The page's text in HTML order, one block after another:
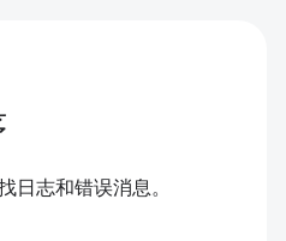
日志和错误消息。